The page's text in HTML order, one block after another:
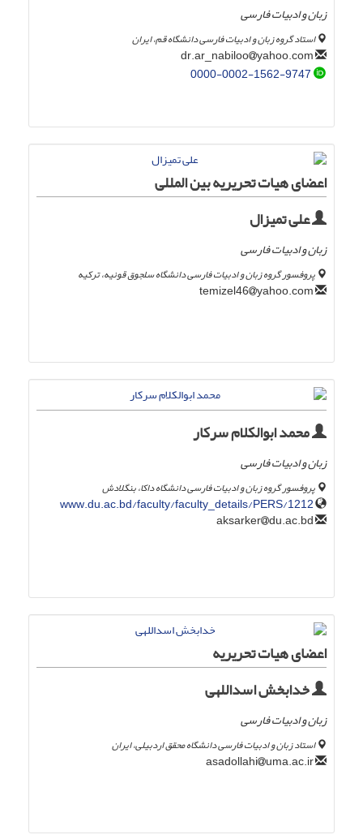
زبان و ادبیات فارسی
استاد گروه زبان و ادبیات فارسی دانشگاه قم، ایران
yahoo.com
0000-0002-1562-9747
اعضای هیات تحریریه بین المللی
علی تمیزال
زبان و ادبیات فارسی
پروفسور گروه زبان و ادبیات فارسی دانشگاه سلجوق قونیه، ترکیه
yahoo.com
محمد ابوالکلام سرکار
زبان و ادبیات فارسی
پروفسور گروه زبان و ادبیات فارسی دانشگاه داکا، بنگلادش
www.du.ac.bd/faculty/faculty_details/PERS/1212
du.ac.bd
اعضای هیات تحریریه
خدابخش اسداللهی
زبان و ادبیات فارسی
استاد زبان و ادبیات فارسی دانشگاه محقق اردبیلی، ایران
uma.ac.ir